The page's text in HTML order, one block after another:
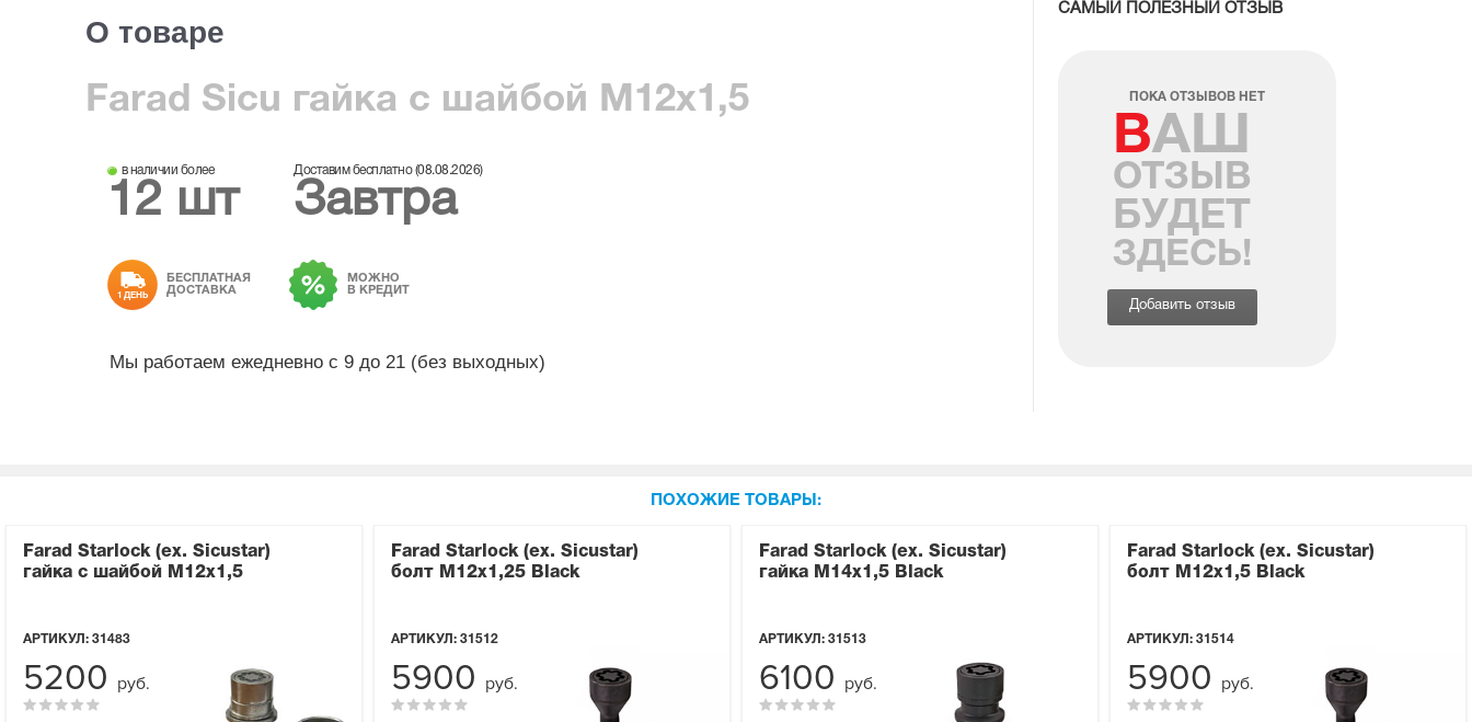
О товаре
Farad Sicu гайка с шайбой М12x1,5
в наличии более
12 шт
Доставим бесплатно (08.08.2026)
Завтра
1 ДЕНЬ
БЕСПЛАТНАЯ
ДОСТАВКА
МОЖНО
В КРЕДИТ
Мы работаем ежедневно с 9 до 21 (без выходных)
САМЫЙ ПОЛЕЗНЫЙ ОТЗЫВ
ПОКА ОТЗЫВОВ НЕТ
ВАШ
ОТЗЫВ
БУДЕТ
ЗДЕСЬ!
Добавить отзыв
ПОХОЖИЕ ТОВАРЫ:
Farad Starlock (ex. Sicustar)
гайка с шайбой М12x1,5
АРТИКУЛ: 31483
5200 руб.
Farad Starlock (ex. Sicustar)
болт М12x1,25 Black
АРТИКУЛ: 31512
5900 руб.
Farad Starlock (ex. Sicustar)
гайка М14x1,5 Black
АРТИКУЛ: 31513
6100 руб.
Farad Starlock (ex. Sicustar)
болт М12x1,5 Black
АРТИКУЛ: 31514
5900 руб.